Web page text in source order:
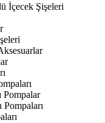
İçecek Şişeleri
Pompalar